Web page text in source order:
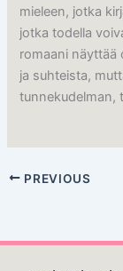
mieleen, jotka
jotka todella
romaani näyttää
ja suhteista,
tunnekudelman,
PREVIOUS